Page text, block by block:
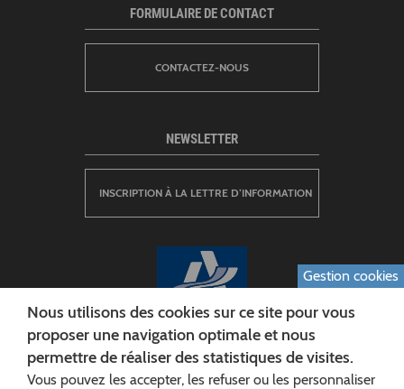
CONSEIL DÉPARTEMENTAL DE L'AISNE
FORMULAIRE DE CONTACT
CONTACTEZ-NOUS
NEWSLETTER
INSCRIPTION À LA LETTRE D’INFORMATION
Gestion cookies
Nous utilisons des cookies sur ce site pour vous
proposer une navigation optimale et nous
permettre de réaliser des statistiques de visites.
Vous pouvez les accepter, les refuser ou les personnaliser